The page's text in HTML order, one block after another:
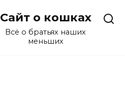
Сайт о кошках
Всё о братьях наших
меньших